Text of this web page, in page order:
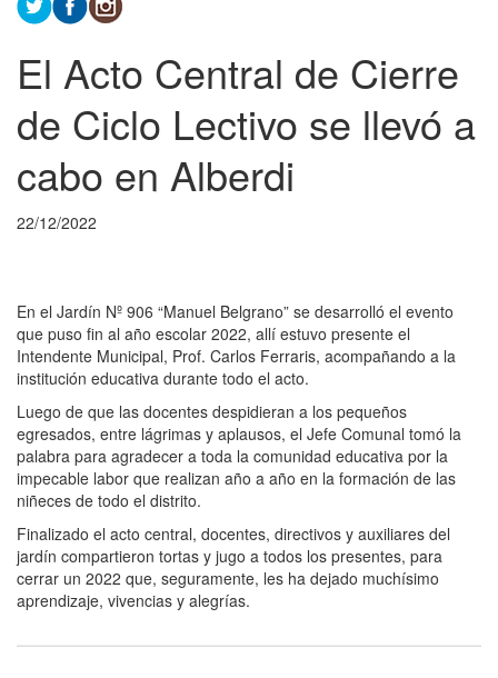
El Acto Central de Cierre
de Ciclo Lectivo se llevó a
cabo en Alberdi
22/12/2022
En el Jardín Nº 906 “Manuel Belgrano” se desarrolló el evento
que puso fin al año escolar 2022, allí estuvo presente el
Intendente Municipal, Prof. Carlos Ferraris, acompañando a la
institución educativa durante todo el acto.
Luego de que las docentes despidieran a los pequeños
egresados, entre lágrimas y aplausos, el Jefe Comunal tomó la
palabra para agradecer a toda la comunidad educativa por la
impecable labor que realizan año a año en la formación de las
niñeces de todo el distrito.
Finalizado el acto central, docentes, directivos y auxiliares del
jardín compartieron tortas y jugo a todos los presentes, para
cerrar un 2022 que, seguramente, les ha dejado muchísimo
aprendizaje, vivencias y alegrías.